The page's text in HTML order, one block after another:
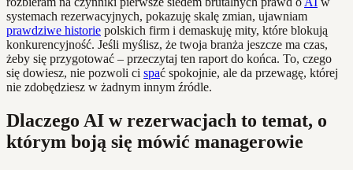
systemach rezerwacyjnych, pokazuję skalę zmian, ujawniam
prawdziwe historie polskich firm i demaskuję mity, które blokują
konkurencyjność. Jeśli myślisz, że twoja branża jeszcze ma czas,
żeby się przygotować – przeczytaj ten raport do końca. To, czego
się dowiesz, nie pozwoli ci spać spokojnie, ale da przewagę, której
nie zdobędziesz w żadnym innym źródle.
Dlaczego AI w rezerwacjach to temat, o
którym boją się mówić managerowie